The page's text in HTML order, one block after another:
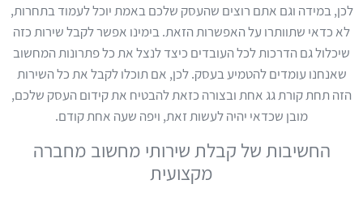
לכן, במידה וגם אתם רוצים שהעסק שלכם באמת יוכל לעמוד בתחרות,
לא כדאי שתוותרו על האפשרות הזאת. בימינו אפשר לקבל שירות כזה
שיכלול גם הדרכות לכל העובדים כיצד לנצל את כל פתרונות המחשוב
שאנחנו עומדים להטמיע בעסק. לכן, אם תוכלו לקבל את כל השירות
הזה תחת קורת גג אחת ובצורה כזאת להבטיח את קידום העסק שלכם,
מובן שכדאי יהיה לעשות זאת, ויפה שעה אחת קודם.
החשיבות של קבלת שירותי מחשוב מחברה
מקצועית